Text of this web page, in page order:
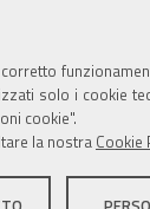
solo i cookie
cookie".
la nostra Cookie